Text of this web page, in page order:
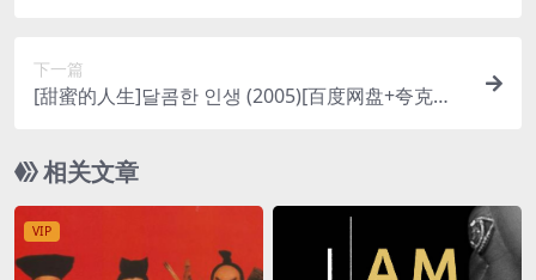
下一篇
[甜蜜的人生]달콤한 인생 (2005)[百度网盘+夸克网
4/9GB][中文字幕]
相关文章
VIP